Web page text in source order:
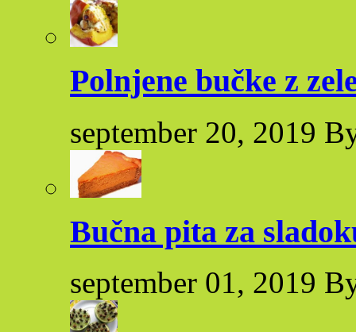
Polnjene bučke z
september 20, 2019
Bučna pita za
september 01, 2019